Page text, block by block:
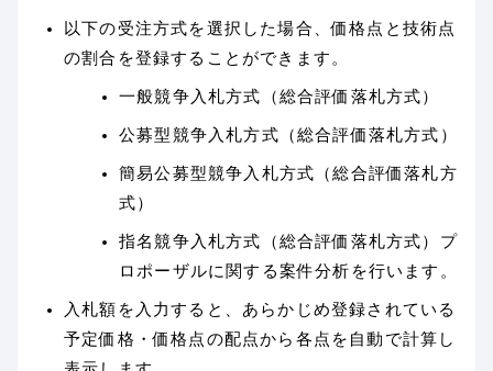
以下の受注方式を選択した場合、価格点と技術点
の割合を登録することができます。
一般競争入札方式（総合評価落札方式）
公募型競争入札方式（総合評価落札方式）
簡易公募型競争入札方式（総合評価落札方
式）
指名競争入札方式（総合評価落札方式）プ
ロポーザルに関する案件分析を行います。
入札額を入力すると、あらかじめ登録されている
予定価格・価格点の配点から各点を自動で計算し